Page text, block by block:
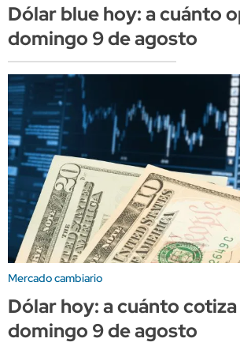
Dólar blue hoy: a cuánto
domingo 9 de agosto
Mercado cambiario
Dólar hoy: a cuánto
domingo 9 de agosto